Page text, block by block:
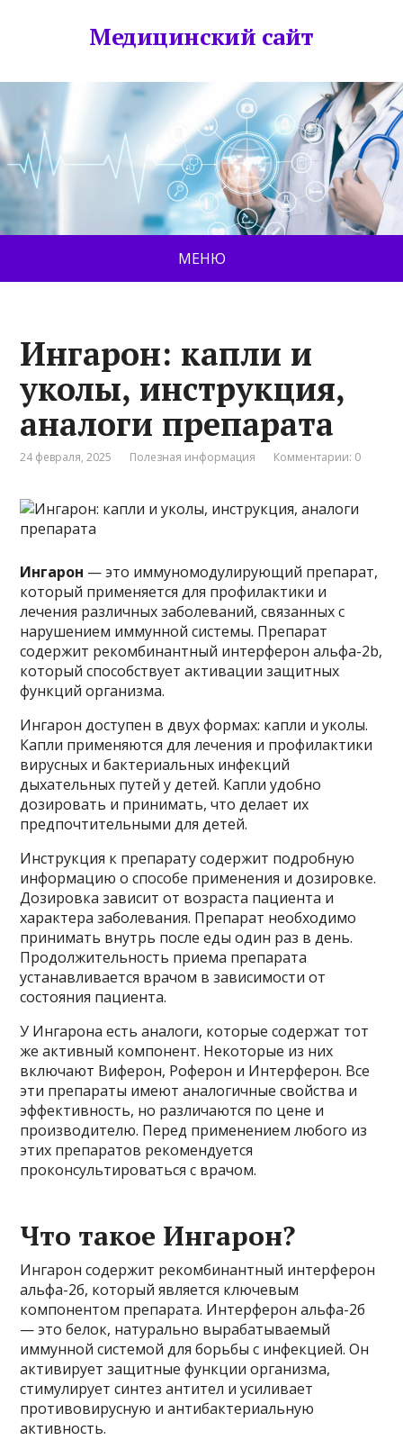
Медицинский сайт
МЕНЮ
Ингарон: капли и
уколы, инструкция,
аналоги препарата
24 февраля, 2025 Полезная информация Комментарии: 0
Ингарон — это иммуномодулирующий препарат,
который применяется для профилактики и
лечения различных заболеваний, связанных с
нарушением иммунной системы. Препарат
содержит рекомбинантный интерферон альфа-2b,
который способствует активации защитных
функций организма.
Ингарон доступен в двух формах: капли и уколы.
Капли применяются для лечения и профилактики
вирусных и бактериальных инфекций
дыхательных путей у детей. Капли удобно
дозировать и принимать, что делает их
предпочтительными для детей.
Инструкция к препарату содержит подробную
информацию о способе применения и дозировке.
Дозировка зависит от возраста пациента и
характера заболевания. Препарат необходимо
принимать внутрь после еды один раз в день.
Продолжительность приема препарата
устанавливается врачом в зависимости от
состояния пациента.
У Ингарона есть аналоги, которые содержат тот
же активный компонент. Некоторые из них
включают Виферон, Роферон и Интерферон. Все
эти препараты имеют аналогичные свойства и
эффективность, но различаются по цене и
производителю. Перед применением любого из
этих препаратов рекомендуется
проконсультироваться с врачом.
Что такое Ингарон?
Ингарон содержит рекомбинантный интерферон
альфа-2б, который является ключевым
компонентом препарата. Интерферон альфа-2б
— это белок, натурально вырабатываемый
иммунной системой для борьбы с инфекцией. Он
активирует защитные функции организма,
стимулирует синтез антител и усиливает
противовирусную и антибактериальную
активность.